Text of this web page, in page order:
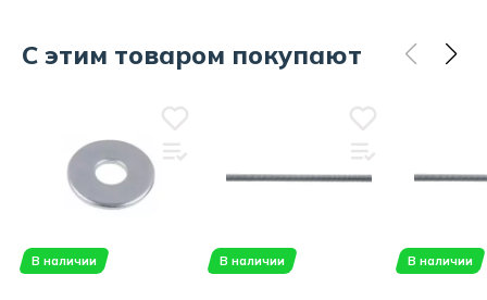
С этим товаром покупают
В наличии В наличии В наличии